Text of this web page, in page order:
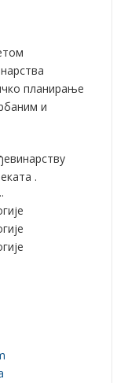
планирање
и
.